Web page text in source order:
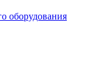
оборудования